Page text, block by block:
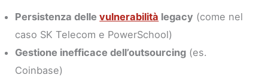
Persistenza dellevulnerabilità legacy (come nel
caso SK Telecom e PowerSchool)
Gestione inefficace dell’outsourcing (es.
Coinbase)